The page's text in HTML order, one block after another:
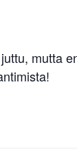
mutta